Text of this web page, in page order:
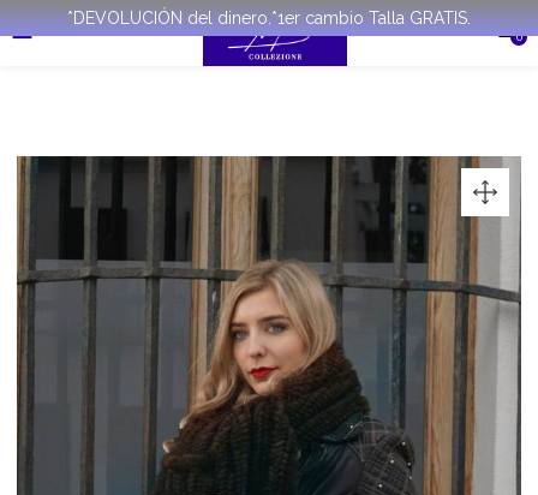
*DEVOLUCIÓN del dinero.*1er cambio Talla GRATIS.
0